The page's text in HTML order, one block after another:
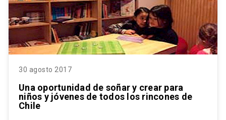
30 agosto 2017
Una oportunidad de soñar y crear para
niños y jóvenes de todos los rincones de
Chile